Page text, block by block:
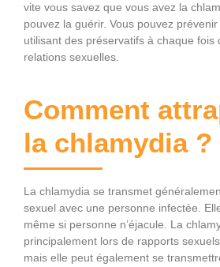
vite vous savez que vous avez la
pouvez la guérir. Vous pouvez
utilisant des préservatifs à chaque fois
relations sexuelles.
Comment
la chlamydia ?
La chlamydia se transmet
sexuel avec une personne infectée.
même si personne n’éjacule. La
principalement lors de rapports
mais elle peut également se